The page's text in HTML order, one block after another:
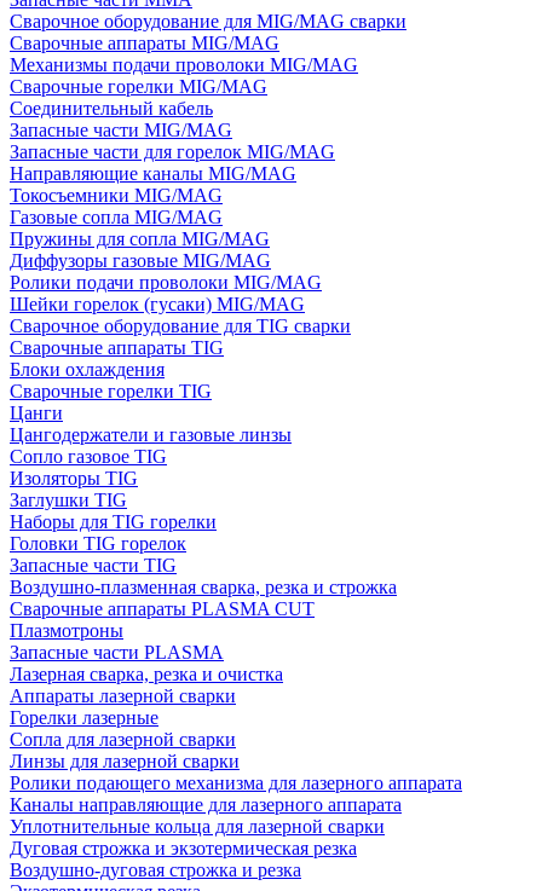
Сварочное оборудование для MIG/MAG сварки
Сварочные аппараты MIG/MAG
Механизмы подачи проволоки MIG/MAG
Сварочные горелки MIG/MAG
Соединительный кабель
Запасные части MIG/MAG
Запасные части для горелок MIG/MAG
Направляющие каналы MIG/MAG
Токосъемники MIG/MAG
Газовые сопла MIG/MAG
Пружины для сопла MIG/MAG
Диффузоры газовые MIG/MAG
Ролики подачи проволоки MIG/MAG
Шейки горелок (гусаки) MIG/MAG
Сварочное оборудование для TIG сварки
Сварочные аппараты TIG
Блоки охлаждения
Сварочные горелки TIG
Цанги
Цангодержатели и газовые линзы
Сопло газовое TIG
Изоляторы TIG
Заглушки TIG
Наборы для TIG горелки
Головки TIG горелок
Запасные части TIG
Воздушно-плазменная сварка, резка и строжка
Сварочные аппараты PLASMA CUT
Плазмотроны
Запасные части PLASMA
Лазерная сварка, резка и очистка
Аппараты лазерной сварки
Горелки лазерные
Сопла для лазерной сварки
Линзы для лазерной сварки
Ролики подающего механизма для лазерного аппарата
Каналы направляющие для лазерного аппарата
Уплотнительные кольца для лазерной сварки
Дуговая строжка и экзотермическая резка
Воздушно-дуговая строжка и резка